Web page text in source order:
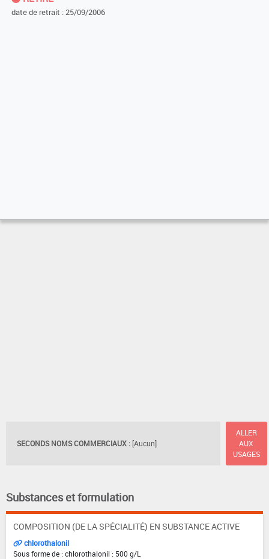
date de retrait : 25/09/2006
SECONDS NOMS COMMERCIAUX : [Aucun]
ALLER
AUX
USAGES
Substances et formulation
COMPOSITION (DE LA SPÉCIALITÉ) EN SUBSTANCE ACTIVE
chlorothalonil
Sous forme de : chlorothalonil : 500 g/L